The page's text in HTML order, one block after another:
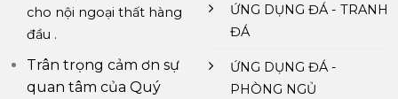
cho nội ngoại thất hàng
đầu .
Trân trọng cảm ơn sự
quan tâm của Quý
ỨNG DỤNG ĐÁ - TRANH
ĐÁ
ỨNG DỤNG ĐÁ -
PHÒNG NGỦ